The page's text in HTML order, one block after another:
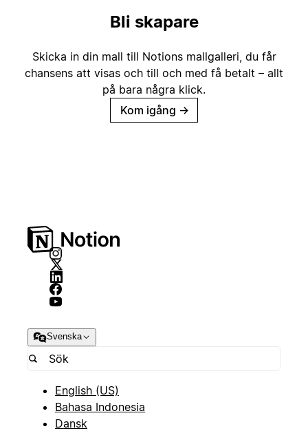
Bli skapare
Skicka in din mall till Notions mallgalleri, du får
chansens att visas och till och med få betalt – allt
på bara några klick.
Kom igång →
Svenska
English (US)
Bahasa Indonesia
Dansk